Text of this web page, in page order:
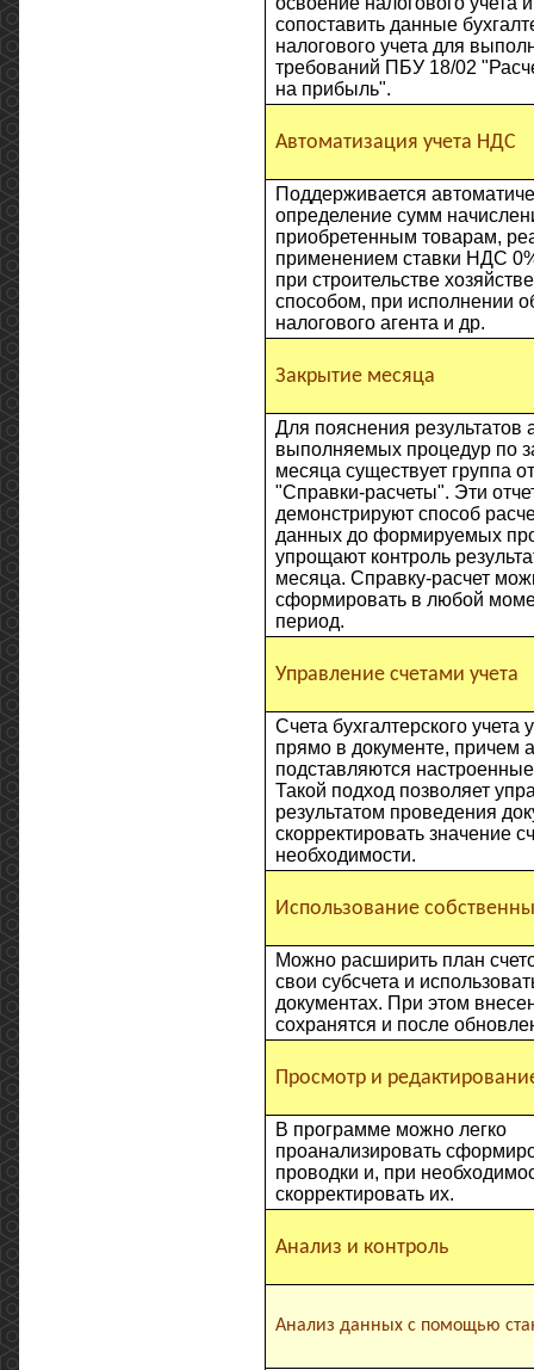
сопоставить данные
налогового учета для
требований ПБУ 18/02
на прибыль".
Автоматизация учета НДС
Поддерживается
определение сумм
приобретенным товарам,
применением ставки НДС
при строительстве
способом, при исполнении
налогового агента и др.
Закрытие месяца
Для пояснения результатов
выполняемых процедур по
месяца существует группа
"Справки-расчеты". Эти
демонстрируют способ
данных до формируемых
упрощают контроль
месяца. Справку-расчет
сформировать в любой
период.
Управление счетами учета
Счета бухгалтерского учета
прямо в документе, причем
подставляются
Такой подход позволяет
результатом проведения
скорректировать значение
необходимости.
Использование
Можно расширить план
свои субсчета и
документах. При этом
сохранятся и после
Просмотр и
В программе можно легко
проанализировать
проводки и, при
скорректировать их.
Анализ и контроль
Анализ данных с помощью